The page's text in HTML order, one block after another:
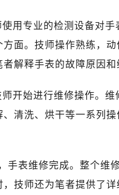
区湖滨东路95号华润大
区五四路128-1号恒力城
区观音桥步行街2号融恒
区定王台街道建湘路393
区解放路15号亨得利名
区中街路137号亨得利名
天山区红山路26号时代
区锦绣路1067号置信广
用专业的检测设备对
面。技师操作熟练，
解释手表的故障原因和
开始进行维修操作。
清洗、烘干等一系列
手表维修完成。整个维
技师还为笔者提供了详